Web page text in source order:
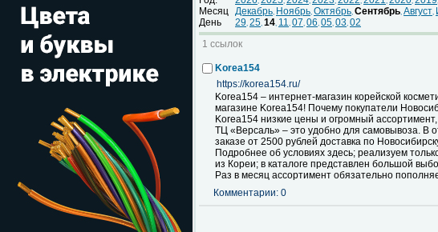
Месяц Декабрь, Ноябрь, Октябрь, Сентябрь, Август,
День
29, 25, 14, 11, 07, 06, 05, 03, 02
1 ссылок
Korea154
https://korea154.ru/
Korea154 – интернет-магазин корейской
магазине Korea154! Почему покупатели
Korea154 низкие цены и огромный
ТЦ «Версаль» – это удобно для самовывоза. В
заказе от 2500 рублей доставка по
Подробнее об условиях здесь; реализуем
из Кореи; в каталоге представлен большой
Раз в месяц ассортимент обязательно
Комментарии: 0